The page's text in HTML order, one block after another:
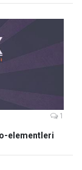
1
elementleri